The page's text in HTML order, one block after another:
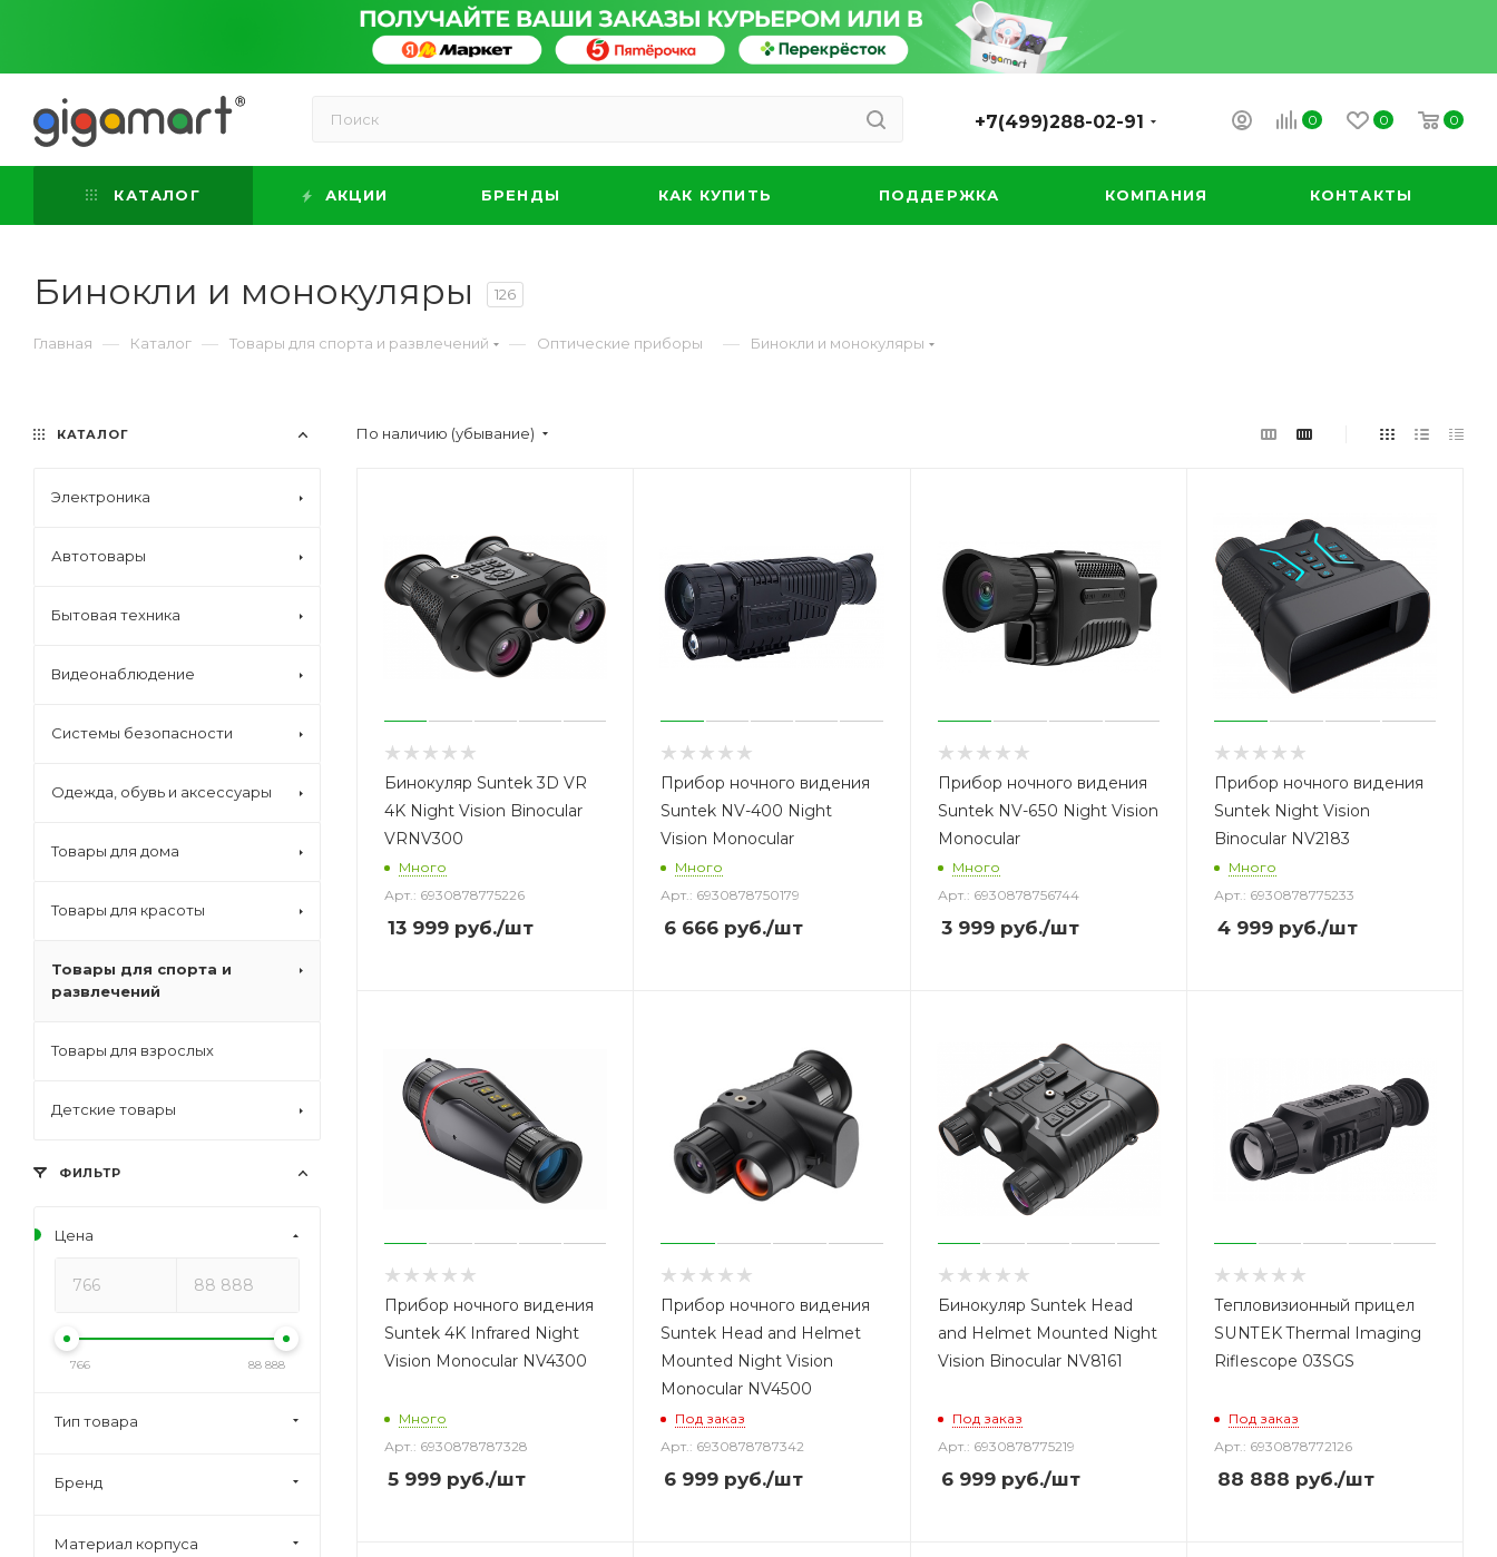
0 0 0
+7(499)288-02-91
КАТАЛОГ АКЦИИ БРЕНДЫ КАК КУПИТЬ ПОДДЕРЖКА КОМПАНИЯ КОНТАКТЫ
Бинокли и монокуляры 126
Главная — Каталог — Товары для спорта и развлечений — Оптические приборы — Бинокли и монокуляры
По наличию (убывание)
Бинокуляр Suntek 3D VR
4K Night Vision Binocular
VRNV300
Много
Арт.: 6930878775226
13 999 руб./шт
Прибор ночного видения
Suntek NV-400 Night
Vision Monocular
Много
Арт.: 6930878750179
6 666 руб./шт
Прибор ночного видения
Suntek NV-650 Night Vision
Monocular
Много
Арт.: 6930878756744
3 999руб./шт
Прибор ночного видения
Suntek Night Vision
Binocular NV2183
Много
Арт.: 6930878775233
4 999руб./шт
Прибор ночного видения
Suntek 4K Infrared Night
Vision Monocular NV4300
Много
Арт.: 6930878787328
5 999 руб./шт
Прибор ночного видения
Suntek Head and Helmet
Mounted Night Vision
Monocular NV4500
Под заказ
Арт.: 6930878787342
6 999 руб./шт
Бинокуляр Suntek Head
and Helmet Mounted Night
Vision Binocular NV8161
Под заказ
Арт.: 6930878775219
6 999руб./шт
Тепловизионный прицел
SUNTEK Thermal Imaging
Riflescope 03SGS
Под заказ
Арт.: 6930878772126
88 888 руб./шт
КАТАЛОГ
Электроника
Автотовары
Бытовая техника
Видеонаблюдение
Системы безопасности
Одежда, обувь и аксессуары
Товары для дома
Товары для красоты
Товары для спорта и
развлечений
Товары для взрослых
Детские товары
ФИЛЬТР
Цена
766 88 888
Тип товара
Бренд
Материал корпуса